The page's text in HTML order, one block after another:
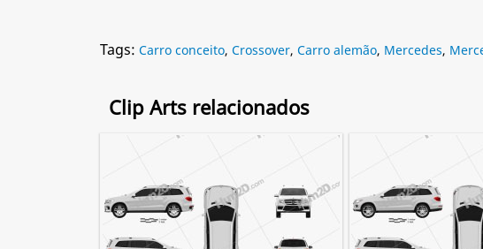
Tags: Carro conceito, Crossover, Carro alemão, Mercedes,
Clip Arts relacionados